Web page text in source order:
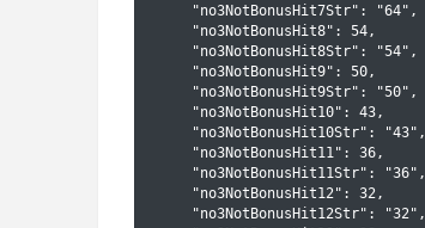
    "no3NotBonusHit7Str": "64",
    "no3NotBonusHit8": 54,
    "no3NotBonusHit8Str": "54",
    "no3NotBonusHit9": 50,
    "no3NotBonusHit9Str": "50",
    "no3NotBonusHit10": 43,
    "no3NotBonusHit10Str": "43",
    "no3NotBonusHit11": 36,
    "no3NotBonusHit11Str": "36",
    "no3NotBonusHit12": 32,
    "no3NotBonusHit12Str": "32",